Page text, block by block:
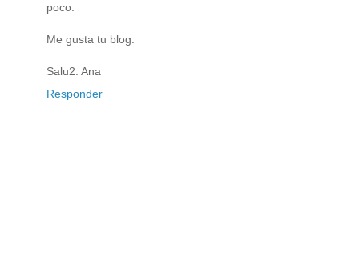
poco.
Me gusta tu blog.
Salu2. Ana
Responder